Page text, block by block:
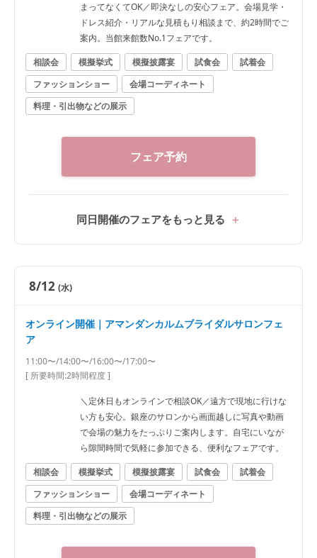
まってなくてOK／即決なしの安心フェア。会場見学・
ドレス紹介・リアルな見積もり相談まで、約2時間でご
案内。当館来館数No.1フェアです。
相談会
模擬挙式 模擬披露宴 試食会
試着会
ファッションショー
会場コーディネート
料理・引出物などの展示
フェア予約
同日開催のフェアをもっと見る
8/12 (水)
オンライン開催｜アマンダンカルムブライダルサロンフェ
ア
11:00〜/14:00〜/16:00〜/17:00〜
[ 所要時間:2時間程度]
＼定休日もオンラインで相談OK／遠方で現地に行けな
い方も安心。銀座のサロンから画面越しに写真や動画
で会場の魅力をたっぷりご案内します。自宅にいなが
ら隙間時間で気軽に参加できる、便利なフェアです。
相談会
模擬挙式 模擬披露宴 試食会
試着会
ファッションショー
会場コーディネート
料理・引出物などの展示